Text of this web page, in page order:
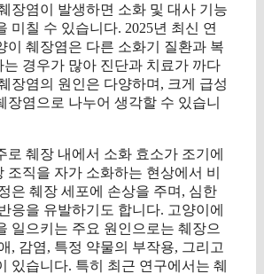
장염이 발생하면 소화 및 대사 기능
미칠 수 있습니다. 2025년 최신 연
이 췌장염은 다른 소화기 질환과 복
경우가 많아 진단과 치료가 까다
장염의 원인은 다양하며, 크게 급성
장염으로 나누어 생각할 수 있습니
로 췌장 내에서 소화 효소가 조기에
조직을 자가 소화하는 현상에서 비
은 췌장 세포에 손상을 주며, 심한
응을 유발하기도 합니다. 고양이에
일으키는 주요 원인으로는 췌장으
, 감염, 특정 약물의 부작용, 그리고
있습니다. 특히 최근 연구에서는 췌